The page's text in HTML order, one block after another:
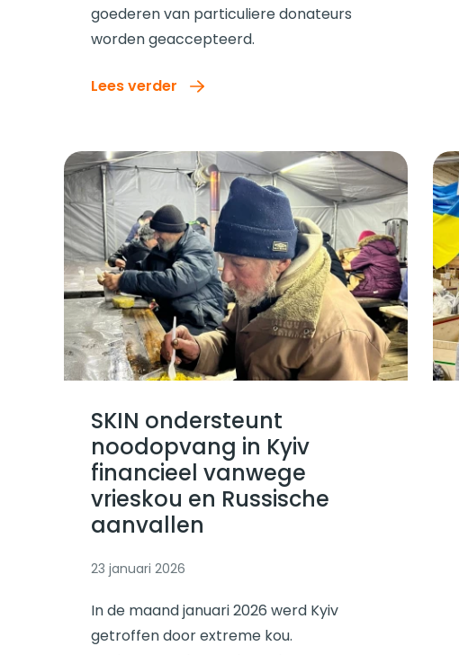
goederen van particuliere donateurs
worden geaccepteerd.
Lees verder
Lees verder
SKIN ondersteunt
noodopvang in Kyiv
financieel vanwege
vrieskou en Russische
aanvallen
23 januari 2026
In de maand januari 2026 werd Kyiv
getroffen door extreme kou.